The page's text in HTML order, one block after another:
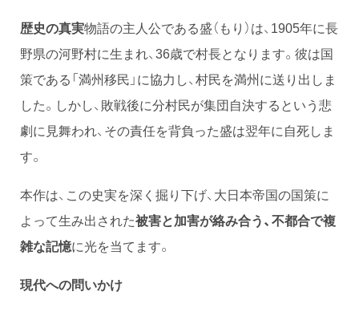
歴史の真実物語の主人公である盛（もり）は、1905年に長
野県の河野村に生まれ、36歳で村長となります。彼は国
策である「満州移民」に協力し、村民を満州に送り出しま
した。しかし、敗戦後に分村民が集団自決するという悲
劇に見舞われ、その責任を背負った盛は翌年に自死しま
す。
本作は、この史実を深く掘り下げ、大日本帝国の国策に
よって生み出された被害と加害が絡み合う、不都合で複
雑な記憶に光を当てます。
現代への問いかけ